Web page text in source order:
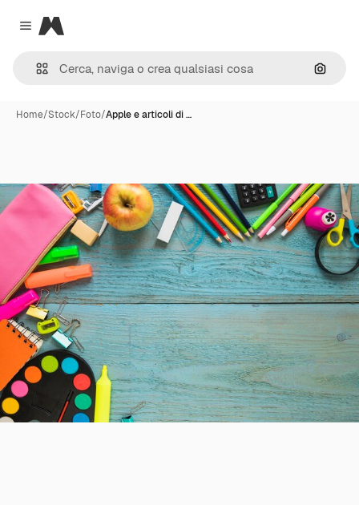
Close menu
Magnific
Cerca
Home/Stock/Foto/Apple e articoli di …